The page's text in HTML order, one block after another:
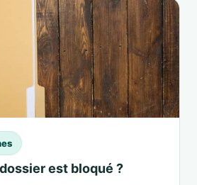
est bloqué ?